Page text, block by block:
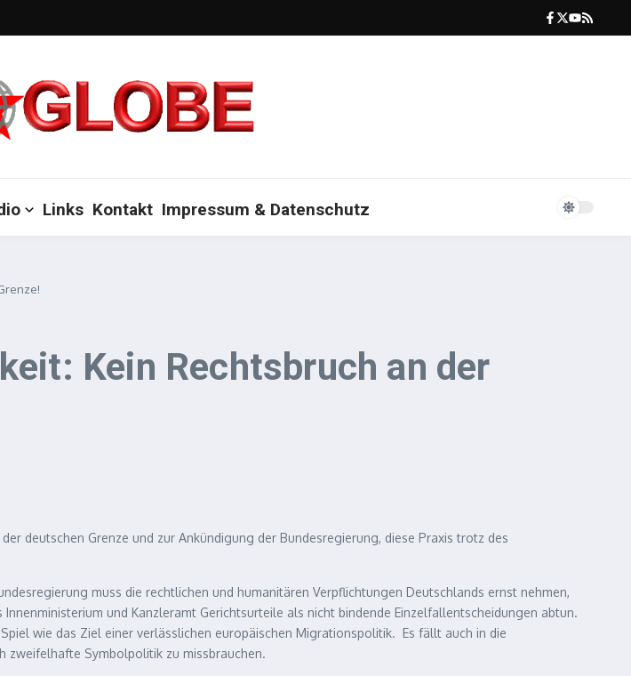
Links Kontakt Impressum & Datenschutz
Kein Rechtsbruch an der
deutschen Grenze und zur Ankündigung der Bundesregierung, diese Praxis trotz des
muss die rechtlichen und humanitären Verpflichtungen Deutschlands ernst nehmen,
und Kanzleramt Gerichtsurteile als nicht bindende Einzelfallentscheidungen abtun.
wie das Ziel einer verlässlichen europäischen Migrationspolitik. Es fällt auch in die
zweifelhafte Symbolpolitik zu missbrauchen.